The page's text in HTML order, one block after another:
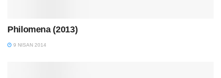
Philomena (2013)
9 NISAN 2014